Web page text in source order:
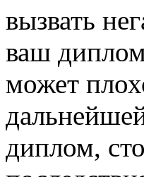
вызвать
ваш
может
диплом,